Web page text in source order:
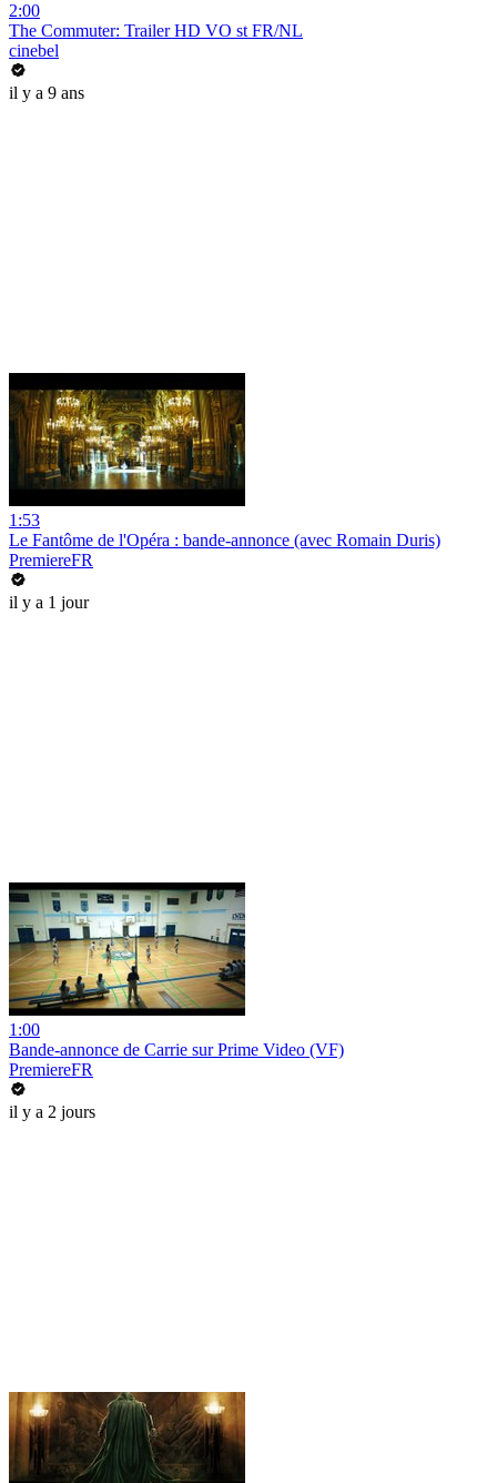
2:00
The Commuter: Trailer HD VO st FR/NL
cinebel
il y a 9 ans
1:53
Le Fantôme de l'Opéra : bande-annonce (avec Romain Duris)
PremiereFR
il y a 1 jour
1:00
Bande-annonce de Carrie sur Prime Video (VF)
PremiereFR
il y a 2 jours